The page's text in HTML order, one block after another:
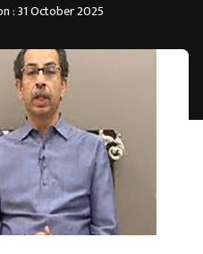
: 31 October 2025